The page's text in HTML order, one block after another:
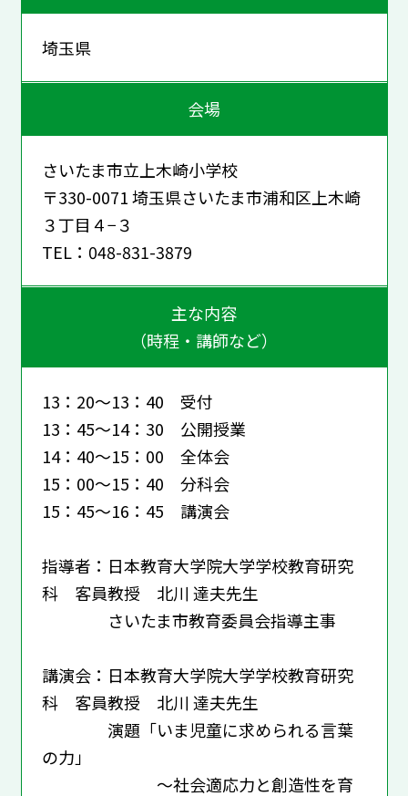
埼玉県
会場
さいたま市立上木崎小学校
〒330-0071 埼玉県さいたま市浦和区上木崎
３丁目４−３
TEL：048-831-3879
主な内容
（時程・講師など）
13：20～13：40 受付
13：45～14：30 公開授業
14：40～15：00 全体会
15：00～15：40 分科会
15：45～16：45 講演会
指導者：日本教育大学院大学学校教育研究
科 客員教授 北川 達夫先生
さいたま市教育委員会指導主事
講演会：日本教育大学院大学学校教育研究
科 客員教授 北川 達夫先生
演題「いま児童に求められる言葉
の力」
～社会適応力と創造性を育